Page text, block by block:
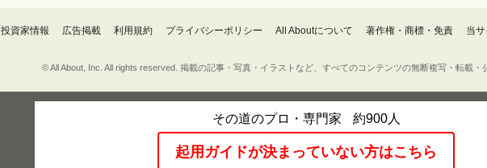
投資家情報 広告掲載 利用規約 プライバシーポリシー All Aboutについて 著作権・商標・免責 当
© All About, Inc. All rights reserved. 掲載の記事・写真・イラストなど、すべてのコンテンツの無断複写・転載・
その道のプロ・専門家 約900人
起用ガイドが決まっていない方はこちら